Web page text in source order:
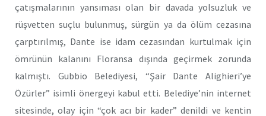
çatışmalarının yansıması olan bir davada yolsuzluk ve
rüşvetten suçlu bulunmuş, sürgün ya da ölüm cezasına
çarptırılmış, Dante ise idam cezasından kurtulmak için
ömrünün kalanını Floransa dışında geçirmek zorunda
kalmıştı. Gubbio Belediyesi, “Şair Dante Alighieri’ye
Özürler” isimli önergeyi kabul etti. Belediye’nin internet
sitesinde, olay için “çok acı bir kader” denildi ve kentin